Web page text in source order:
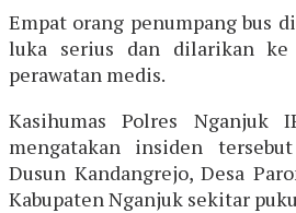
Empat orang penumpang bus
luka serius dan dilarikan
perawatan medis.
Kasihumas Polres Nganjuk
mengatakan insiden
Dusun Kandangrejo, Desa
Kabupaten Nganjuk sekitar